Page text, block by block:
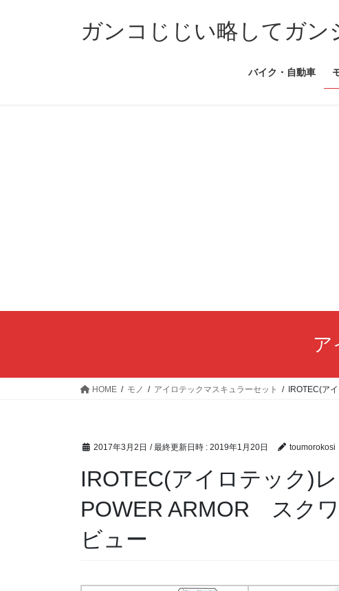
ガンコじじい略してガン
バイク・自動車
ア
HOME モノ アイロテックマスキュラーセット IROTEC(ア
2017年3月2日 / 最終更新日時 : 2019年1月20日 toumorokosi
IROTEC(アイロテック)
POWER ARMOR スク
ビュー